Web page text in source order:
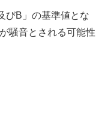
びB」の基準値とな
騒音とされる可能性